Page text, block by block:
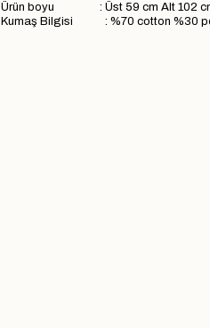
Ürün boyu : Üst 59 cm Alt 102
Kumaş Bilgisi : %70 cotton %30